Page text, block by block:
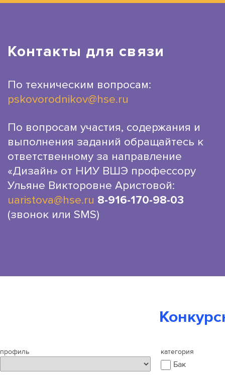
Контакты для связи
По техническим вопросам:
pskovorodnikov@hse.ru
По вопросам участия, содержания и
выполнения заданий обращайтесь к
ответственному за направление
«Дизайн» от НИУ ВШЭ профессору
Ульяне Викторовне Аристовой:
uaristova@hse.ru 8-916-170-98-03
(звонок или SMS)
профиль категория
Бак